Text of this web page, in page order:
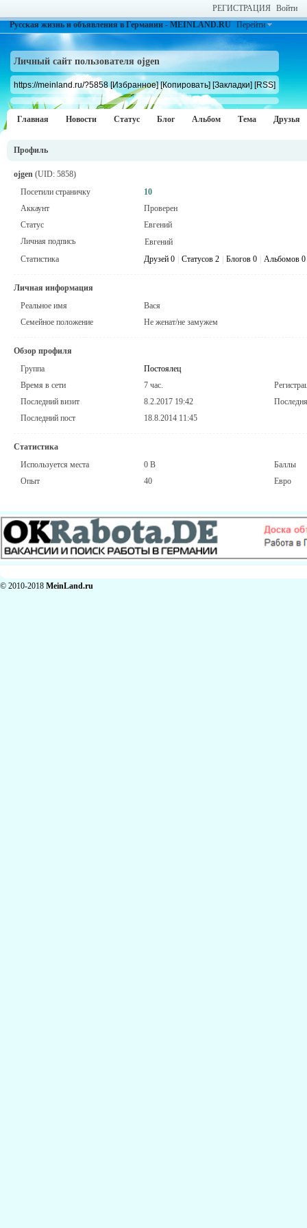
РЕГИСТРАЦИЯ Войти
Русская жизнь и объявления в Германии - MEINLAND.RU Перейти
Личный сайт пользователя ojgen
https://meinland.ru/?5858 [Избранное] [Копировать] [Закладки] [RSS]
Главная Новости Статус Блог Альбом Тема Друзья
Профиль
ojgen (UID: 5858)
Посетили страничку
10
Аккаунт
Проверен
Статус
Евгений
Личная подпись
Евгений
Статистика
Друзей 0 Статусов 2 Блогов 0 Альбомов 0
Личная информация
Реальное имя
Вася
Семейное положение
Не женат/не замужем
Обзор профиля
Группа
Постоялец
Время в сети
7 час.
Последний визит
8.2.2017 19:42
Последний пост
18.8.2014 11:45
Статистика
Используется места
0 B
Баллы
Опыт
40 Евро
© 2010-2018 MeinLand.ru